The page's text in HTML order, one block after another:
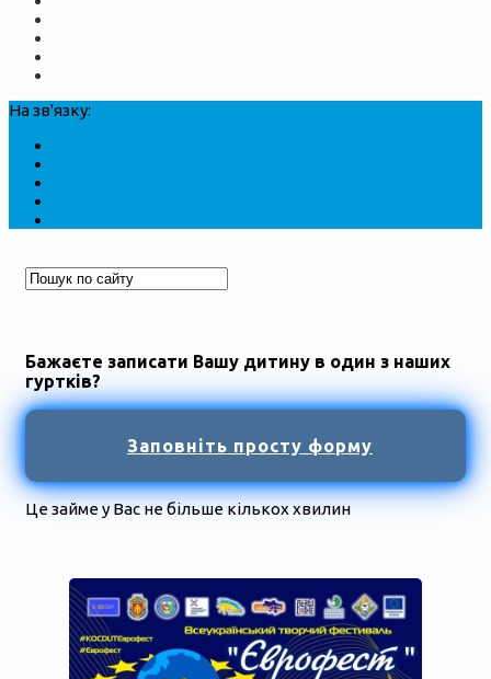
На зв'язку:
Бажаєте записати Вашу дитину в один з наших
гуртків?
Заповніть просту форму
Це займе у Вас не більше кількох хвилин